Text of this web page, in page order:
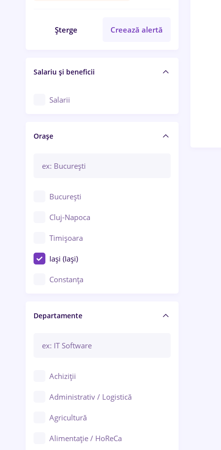
Șterge Creează alertă
Salariu și beneficii
Salarii
Orașe
București
Cluj-Napoca
Timișoara
Iași (Iași)
Constanța
Brașov
Bacău
Galați (Galați)
Ploiești
Departamente
Achiziții
Administrativ / Logistică
Agricultură
Alimentație / HoReCa